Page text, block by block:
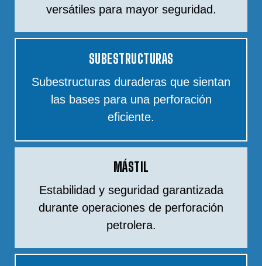
versátiles para mayor seguridad.
SUBESTRUCTURAS
Subestructuras duraderas que sientan
las bases para una perforación
eficiente.
MÁSTIL
Estabilidad y seguridad garantizada
durante operaciones de perforación
petrolera.